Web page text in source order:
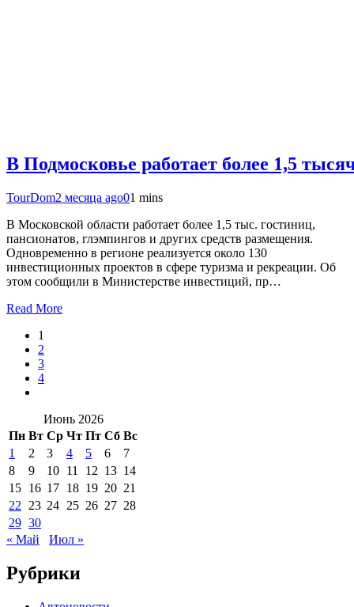
В Подмосковье работает более 1,5
TourDom2 месяца ago01 mins
В Московской области работает более 1,5 тыс. гостиниц,
пансионатов, глэмпингов и других средств размещения.
Одновременно в регионе реализуется около 130
инвестиционных проектов в сфере туризма и рекреации. Об
этом сообщили в Министерстве инвестиций, пр…
Read More
1
2
3
4
Июнь 2026
Пн Вт Ср Чт Пт Сб Вс
1
2 3 4 5 6
7
8
9 10 11 12 13 14
15 16 17 18 19 20 21
22
23 24 25 26 27 28
29 30
« Май
Июл »
Рубрики